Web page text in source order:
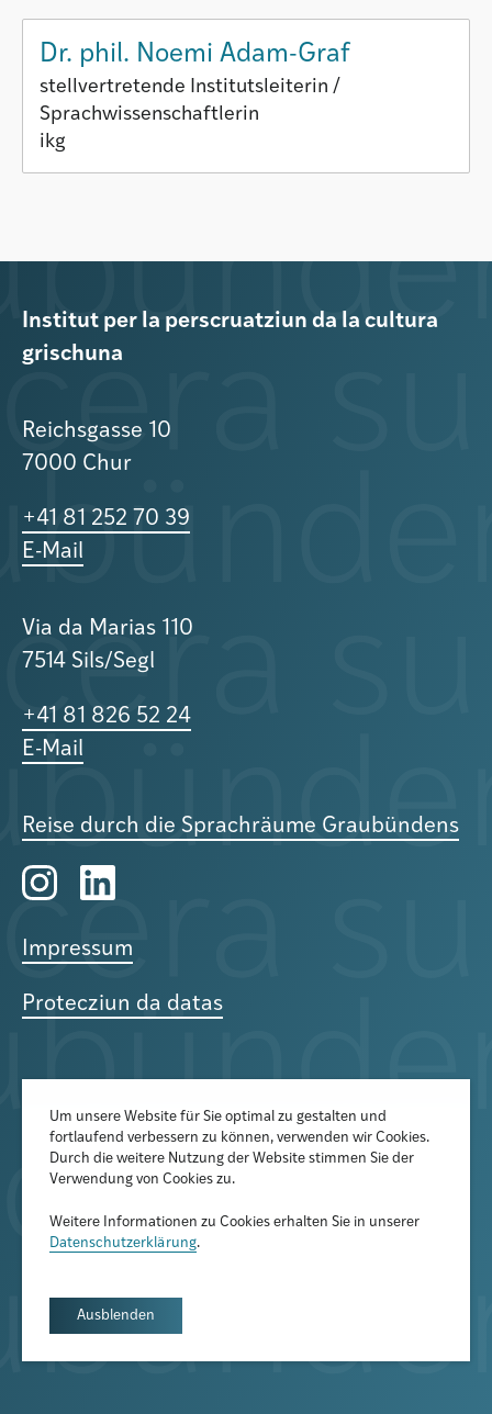
Dr. phil. Noemi Adam-Graf
stellvertretende Institutsleiterin /
Sprachwissenschaftlerin
ikg
Institut per la perscruatziun da la cultura
grischuna
Reichsgasse 10
7000 Chur
+41 81 252 70 39
E-Mail
Via da Marias 110
7514 Sils/Segl
+41 81 826 52 24
E-Mail
Reise durch die Sprachräume Graubündens
Impressum
Protecziun da datas
Der Newsletter informiert über
aktuelle Veranstaltungen,
Publikationen und
Forschungsprojekte
Newsletter abonnieren
Um unsere Website für Sie optimal zu gestalten und
fortlaufend verbessern zu können, verwenden wir Cookies.
Durch die weitere Nutzung der Website stimmen Sie der
Verwendung von Cookies zu.
Weitere Informationen zu Cookies erhalten Sie in unserer
Datenschutzerklärung.
Ausblenden